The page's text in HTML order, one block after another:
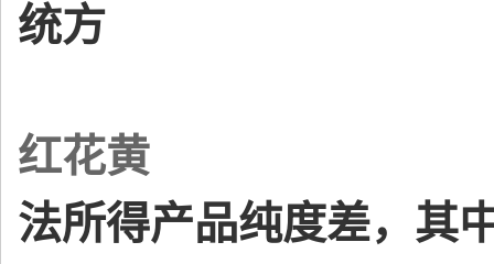
统方
红花黄
法所得产品纯度差，其